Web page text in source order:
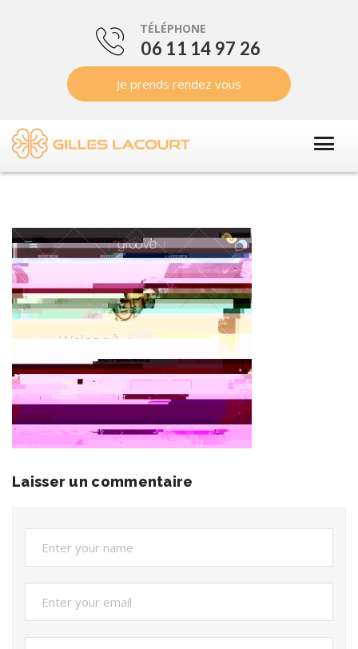
TÉLÉPHONE
06 11 14 97 26
Je prends rendez vous
Laisser un commentaire